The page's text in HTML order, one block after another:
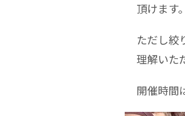
頂けます。
ただし絞
理解いた
開催時間